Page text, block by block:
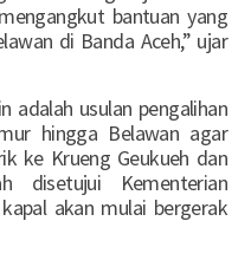
bantuan yang
di Banda Aceh,” ujar
adalah usulan pengalihan
hingga Belawan agar
ke Krueng Geukueh dan
disetujui Kementerian
akan mulai bergerak